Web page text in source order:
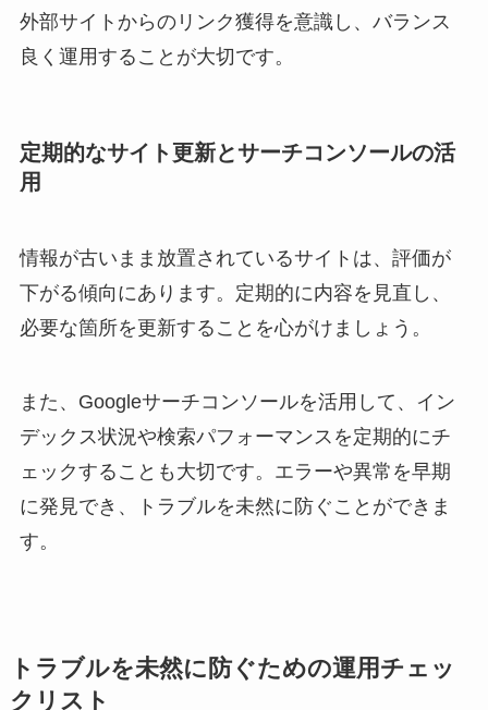
外部サイトからのリンク獲得を意識し、バランス
良く運用することが大切です。
定期的なサイト更新とサーチコンソールの活
用
情報が古いまま放置されているサイトは、評価が
下がる傾向にあります。定期的に内容を見直し、
必要な箇所を更新することを心がけましょう。
また、Googleサーチコンソールを活用して、イン
デックス状況や検索パフォーマンスを定期的にチ
ェックすることも大切です。エラーや異常を早期
に発見でき、トラブルを未然に防ぐことができま
す。
トラブルを未然に防ぐための運用チェッ
クリスト